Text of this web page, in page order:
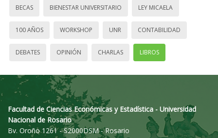
BECAS BIENESTAR UNIVERSITARIO LEY MICAELA
100 AÑOS WORKSHOP UNR CONTABILIDAD
DEBATES OPINIÓN CHARLAS LIBROS
Facultad de Ciencias Económicas y Estadística - Universidad
Nacional de Rosario
Bv. Oroño 1261 - S2000DSM - Rosario